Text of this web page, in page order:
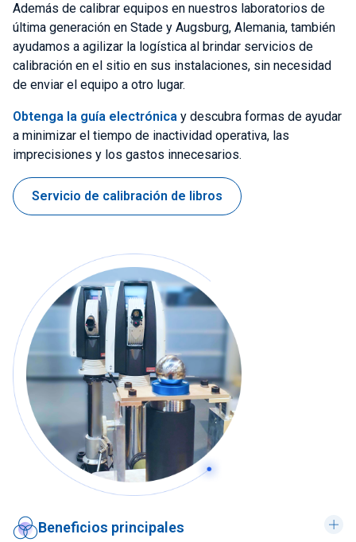
Además de calibrar equipos en nuestros laboratorios de
última generación en Stade y Augsburg, Alemania, también
ayudamos a agilizar la logística al brindar servicios de
calibración en el sitio en sus instalaciones, sin necesidad
de enviar el equipo a otro lugar.
Obtenga la guía electrónica y descubra formas de ayudar
a minimizar el tiempo de inactividad operativa, las
imprecisiones y los gastos innecesarios.
Servicio de calibración de libros
Beneficios principales